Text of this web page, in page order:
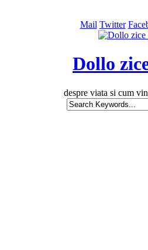
Mail Twitter
Dollo
despre viata si cum